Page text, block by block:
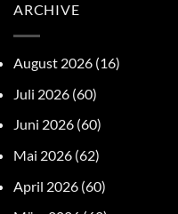
ARCHIVE
August 2026 (16)
Juli 2026 (60)
Juni 2026 (60)
Mai 2026 (62)
April 2026 (60)